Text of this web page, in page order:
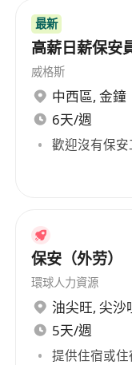
functions. We
long term
years we have
of the markets
career journeys'
enabled us to
for our clients
最新
高薪日薪保安
威格斯
中西區, 金鐘
6天/週
歡迎沒有保
保安（外劳）
環球人力資源
油尖旺, 尖沙
5天/週
提供住宿或